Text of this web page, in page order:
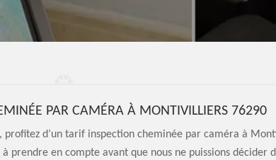
PAR CAMÉRA À MONTIVILLIERS 76290
profitez d’un tarif inspection cheminée par caméra à
prendre en compte avant que nous ne puissions décider